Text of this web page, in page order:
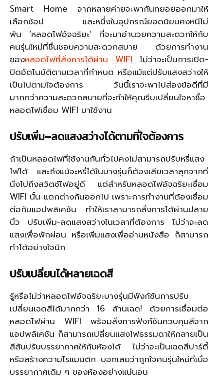
Smart Home จากหลายค่ายจะพากันทยอยออกมาให้
เลือกช้อป และหนึ่งในอุปกรณ์ยอดนิยมคงหนีไม่
พ้น ‘หลอดไฟอัจฉริยะ’ ที่จะมาอำนวยความสะดวกให้กับ
คนรุ่นใหม่ที่ชื่นชอบความสะดวกสบาย ด้วยการทำงาน
ของหลอดไฟที่สั่งการได้ผ่าน WIFI ไม่ว่าจะเป็นการเปิด-
ปิดอัตโนมัติตามเวลาที่กำหนด หรือแม้แต่ปรับแสงสว่างให้
เป็นไปตามใจต้องการ วันนี้เราจะพาไปส่องข้อดีที่มี
มากกว่าความสะดวกสบายที่จะทำให้คุณรีบเปลี่ยนใจหาซื้อ
หลอดไฟเชื่อม WIFI มาใช้งาน
ปรับเพิ่ม–ลดแสงสว่างได้ตามที่ใจต้องการ
ถ้าเป็นหลอดไฟที่ใช้งานกันทั่วไปคงไม่สามารถปรับหรี่แสง
ไฟได้ และถึงแม้จะหรี่ได้ในบางรุ่นก็ต้องเสียเวลาลุกจากที่
นั่งไปถึงสวิตช์ไฟอยู่ดี แต่สำหรับหลอดไฟอัจฉริยะเชื่อม
WIFI นั้น แตกต่างกันออกไป เพราะการทำงานที่ต้องเชื่อม
ต่อกับแอปพลิเคชัน ทำให้เราสามารถสั่งการได้ผ่านปลาย
นิ้ว ปรับเพิ่ม-ลดแสงสว่างในเวลาที่ต้องการ ไม่ว่าจะลด
แสงเพื่อพักผ่อน หรือเพิ่มแสงเพื่ออ่านหนังสือ ก็สามารถ
ทำได้อย่างใจนึก
ปรับเปลี่ยนได้หลายเฉดสี
รู้หรือไม่ว่าหลอดไฟอัจฉริยะบางรุ่นมีฟังก์ชันการปรับ
เปลี่ยนเฉดสีได้มากกว่า 16 ล้านเฉด! ด้วยการเชื่อมต่อ
หลอดไฟผ่าน WIFI พร้อมสั่งการฟังก์ชันควบคุมสีจาก
แอปพลิเคชัน ก็สามารถเปลี่ยนแสงไฟธรรมดาให้กลายเป็น
สีสันปรับบรรยากาศให้กับห้องได้ ไม่ว่าจะเป็นเฉดสีปาร์ตี้
หรือสร้างความโรแมนติก บอกเลยว่าถูกใจคนรุ่นใหม่ที่เบื่อ
บรรยากาศเดิม ๆ ของห้องอย่างแน่นอน